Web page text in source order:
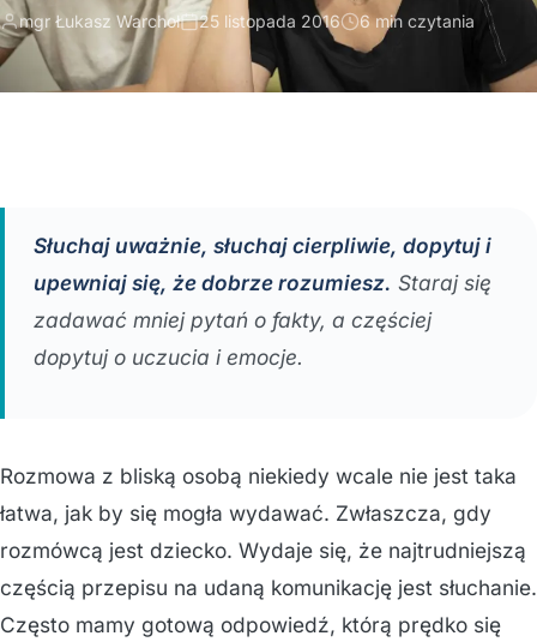
mgr Łukasz Warchoł 25 listopada 2016 6 min czytania
Słuchaj uważnie, słuchaj cierpliwie, dopytuj i
upewniaj się, że dobrze rozumiesz. Staraj się
zadawać mniej pytań o fakty, a częściej
dopytuj o uczucia i emocje.
Rozmowa z bliską osobą niekiedy wcale nie jest taka
łatwa, jak by się mogła wydawać. Zwłaszcza, gdy
rozmówcą jest dziecko. Wydaje się, że najtrudniejszą
częścią przepisu na udaną komunikację jest słuchanie.
Często mamy gotową odpowiedź, którą prędko się